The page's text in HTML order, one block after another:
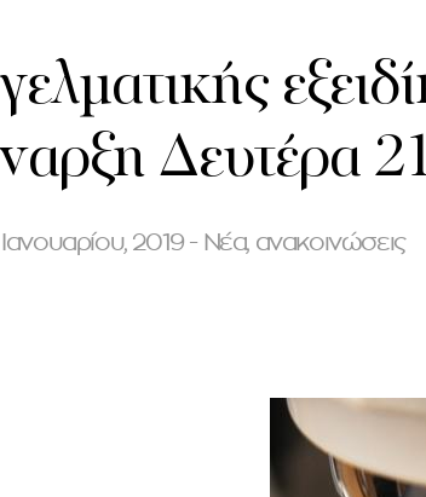
Δευτέρα
2019 - Νέα, ανακοινώσεις